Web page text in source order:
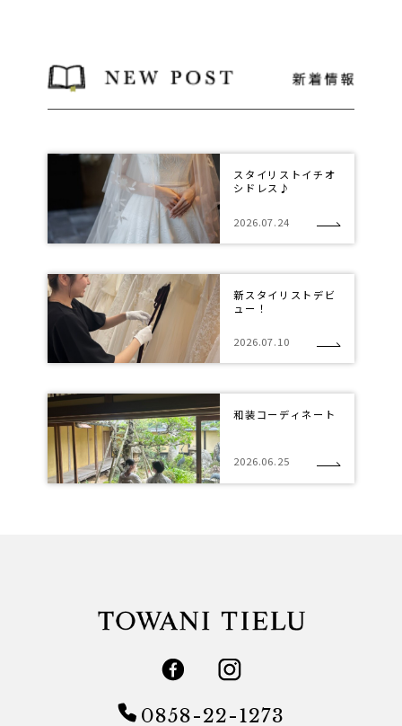
スタイリストイチオ
シドレス♪
2026.07.24
新スタイリストデビ
ュー！
2026.07.10
和装コーディネート
2026.06.25
0858-22-1273